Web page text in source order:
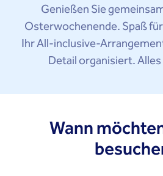
Genießen Sie
Osterwochenende. Spaß
Ihr All-inclusive-
Detail organisiert.
Wann